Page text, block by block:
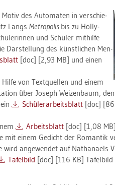
des Au­to­ma­ten in ver­schie­
Langs Me­tro­po­lis bis zu Hol­ly­
und Schü­ler mit­hil­fe
Dar­stel­lung des künst­li­chen Men­
[doc] [2,93 MB] und einen
von Text­quel­len und einem
über Jo­seph Wei­zen­baum,
Schü­ler­ar­beits­blatt[doc] [86
Ar­beits­blatt[doc] [1,08
mit einem Ge­dicht der Ro­man­tik
wird an­ge­wen­det auf Na­tha­na­els
Ta­fel­bild [doc] [116 KB]